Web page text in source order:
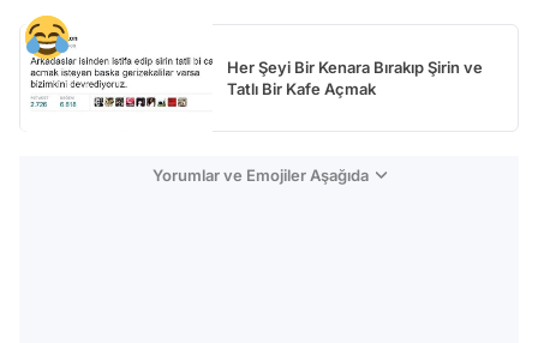
Her Şeyi Bir Kenara Bırakıp Şirin ve
Tatlı Bir Kafe Açmak
Yorumlar ve Emojiler Aşağıda